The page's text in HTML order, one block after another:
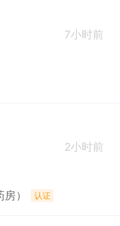
7小时前
2小时前
） 认证